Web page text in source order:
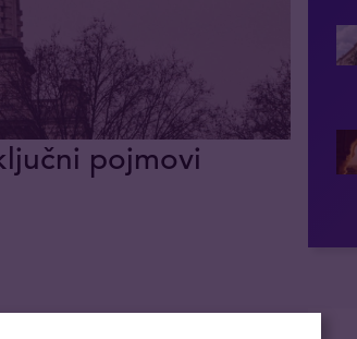
pojmovi